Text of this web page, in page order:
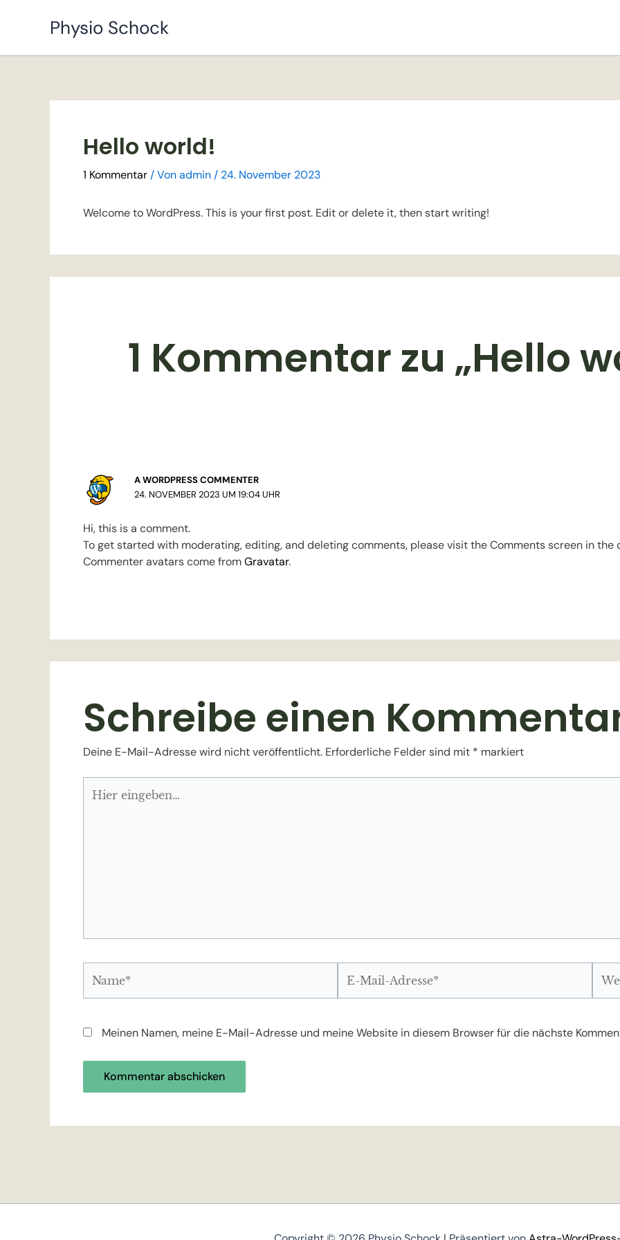
Physio Schock
Hello world!
1 Kommentar / Vonadmin / 24. November 2023
Welcome to WordPress. This is your first post. Edit or delete it, then start writing!
1 Kommentar zu „Hello
A WORDPRESS COMMENTER
24. NOVEMBER 2023 UM 19:04 UHR
Hi, this is a comment.
To get started with moderating, editing, and deleting comments, please visit the Comments screen in the
Commenter avatars come fromGravatar.
Schreibe einen
Deine E-Mail-Adresse wird nicht veröffentlicht. Erforderliche Felder sind mit * markiert
eingeben…
Mail-
Adresse*
Meinen Namen, meine E-Mail-Adresse und meine Website in diesem Browser für die nächste